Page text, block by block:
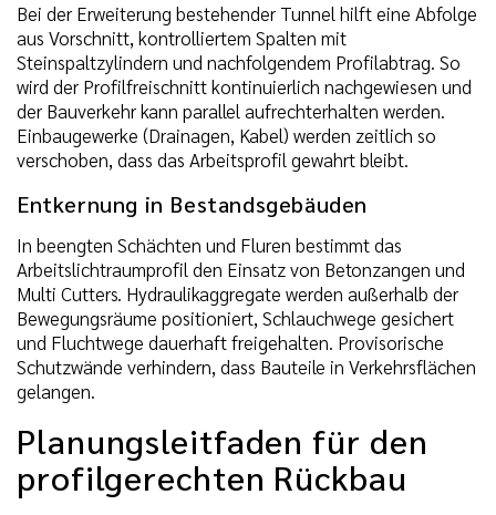
Bei der Erweiterung bestehender Tunnel hilft eine Abfolge
aus Vorschnitt, kontrolliertem Spalten mit
Steinspaltzylindern und nachfolgendem Profilabtrag. So
wird der Profilfreischnitt kontinuierlich nachgewiesen und
der Bauverkehr kann parallel aufrechterhalten werden.
Einbaugewerke (Drainagen, Kabel) werden zeitlich so
verschoben, dass das Arbeitsprofil gewahrt bleibt.
Entkernung in Bestandsgebäuden
In beengten Schächten und Fluren bestimmt das
Arbeitslichtraumprofil den Einsatz von Betonzangen und
Multi Cutters. Hydraulikaggregate werden außerhalb der
Bewegungsräume positioniert, Schlauchwege gesichert
und Fluchtwege dauerhaft freigehalten. Provisorische
Schutzwände verhindern, dass Bauteile in Verkehrsflächen
gelangen.
Planungsleitfaden für den
profilgerechten Rückbau